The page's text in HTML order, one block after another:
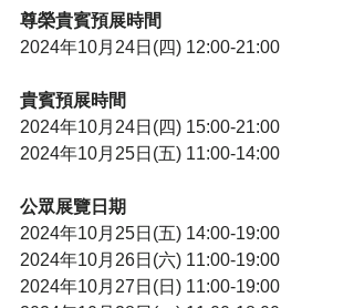
尊榮貴賓預展時間
2024年10月24日(四) 12:00-21:00
貴賓預展時間
2024年10月24日(四) 15:00-21:00
2024年10月25日(五) 11:00-14:00
公眾展覽日期
2024年10月25日(五) 14:00-19:00
2024年10月26日(六) 11:00-19:00
2024年10月27日(日) 11:00-19:00